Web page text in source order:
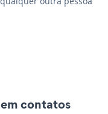
contatos